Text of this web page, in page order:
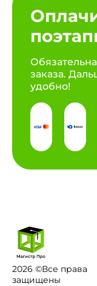
заказа.
удобно!
2026 ©Все права
защищены